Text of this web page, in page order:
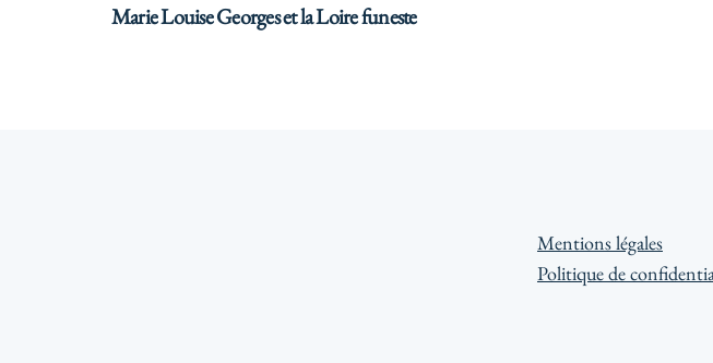
Marie Louise Georges et la Loire funeste
Mentions légales
Politique de